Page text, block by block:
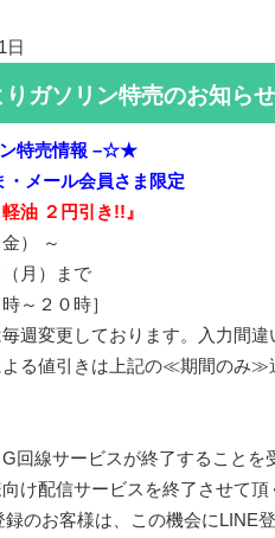
日
りガソリン特売のお知らせ
特売情報 –☆★
メール会員さま限定
油 ２円引き!!』
） ～
月）まで
～２０時］
週変更しております。入力間違
る値引きは上記の≪期間のみ≫
回線サービスが終了することを
け配信サービスを終了させて頂
録のお客様は、この機会にLINE